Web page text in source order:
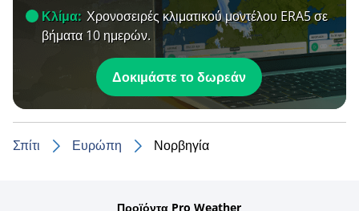
Κλίμα: Χρονοσειρές κλιματικού μοντέλου ERA5 σε
βήματα 10 ημερών.
Δοκιμάστε το δωρεάν
Σπίτι Ευρώπη Νορβηγία
Προϊόντα Pro Weather